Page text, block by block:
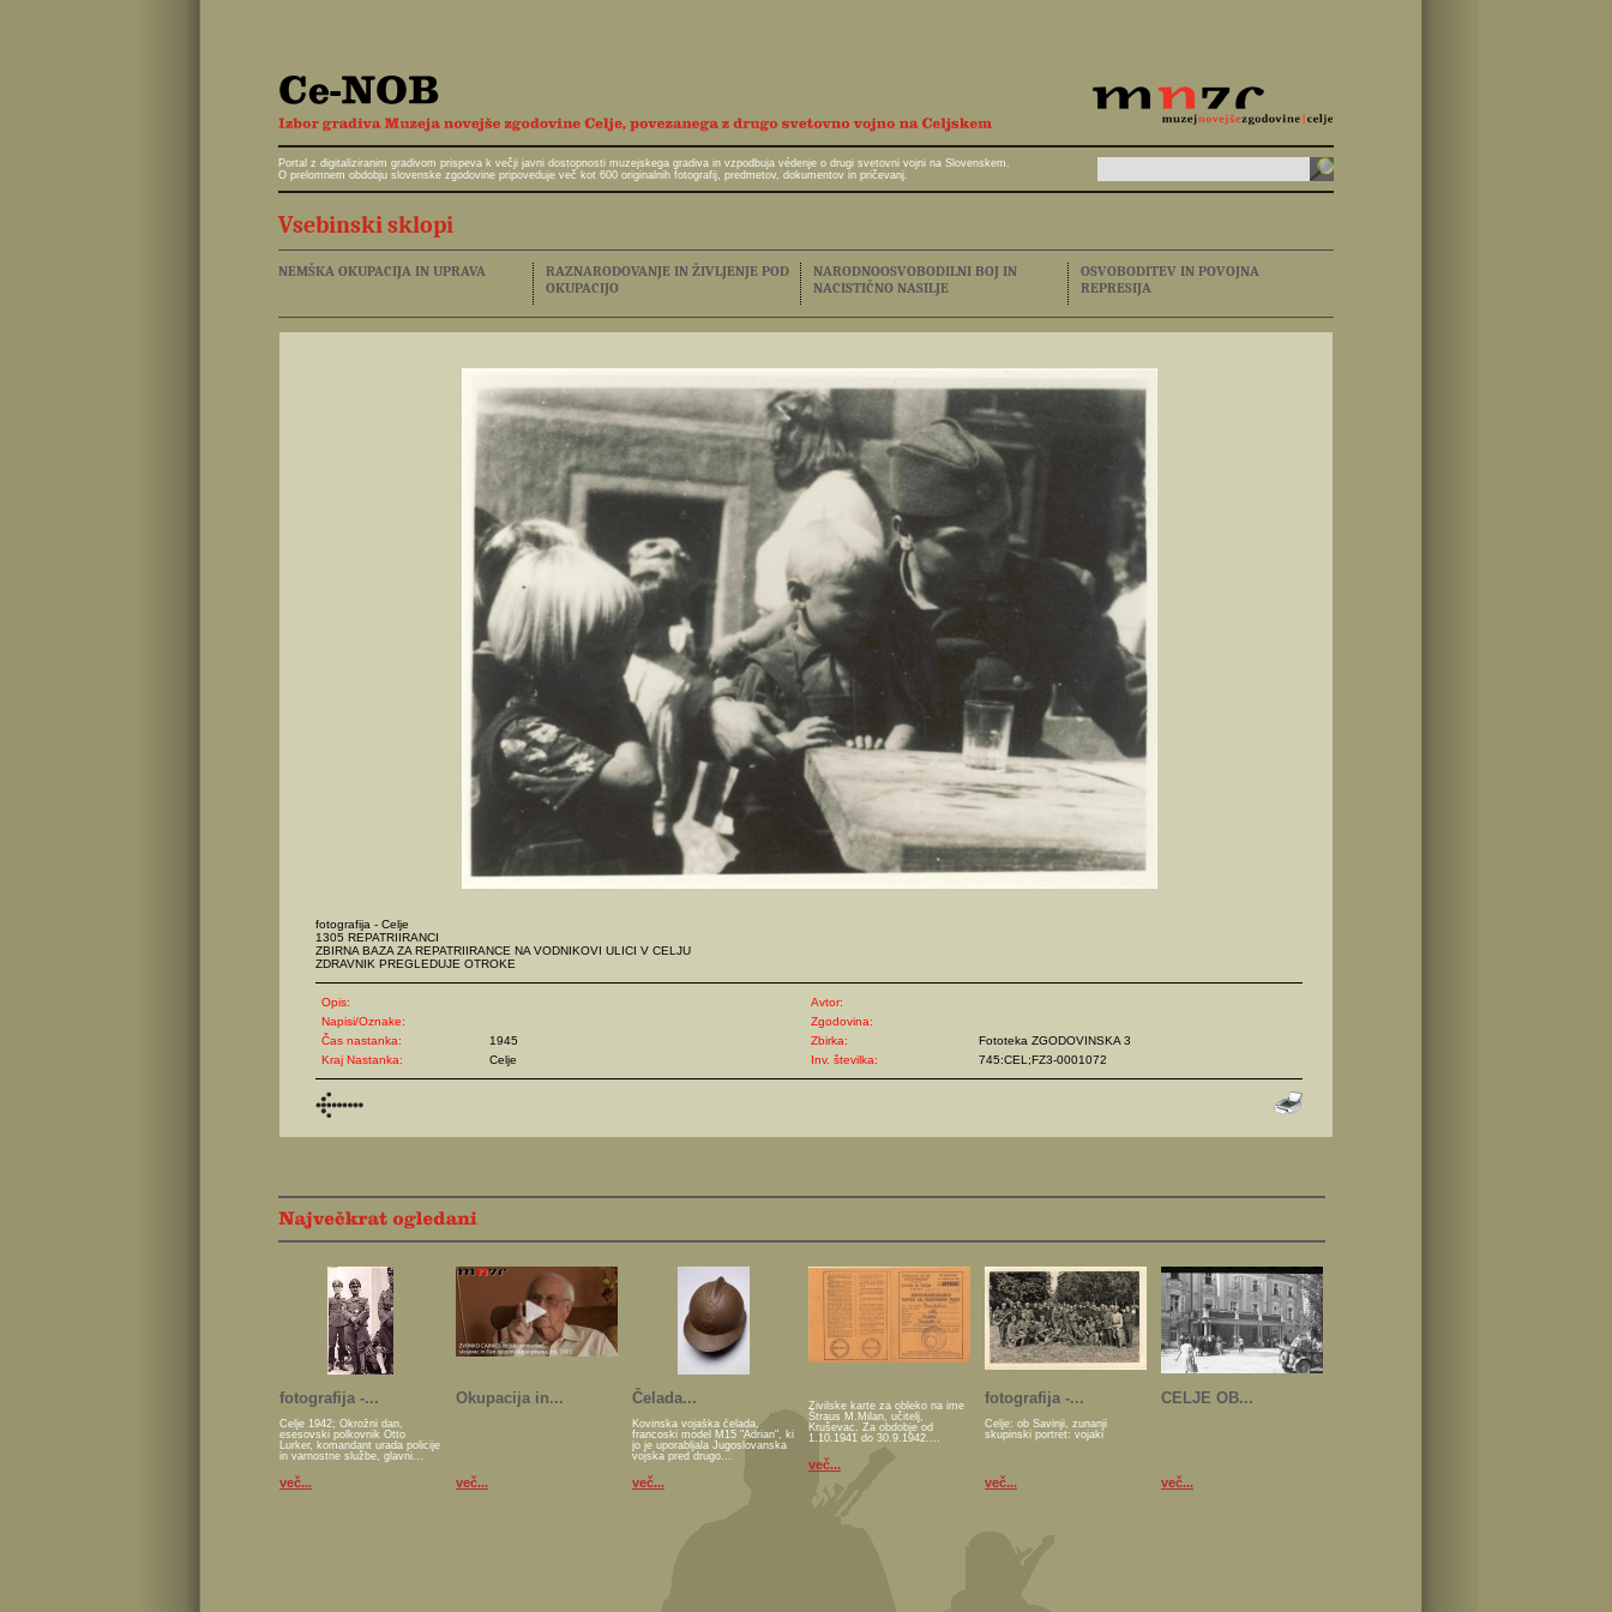
Portal z digitaliziranim gradivom prispeva k večji javni dostopnosti muzejskega gradiva in vzpodbuja védenje o drugi svetovni vojni na Slovenskem.
O prelomnem obdobju slovenske zgodovine pripoveduje več kot 600 originalnih fotografij, predmetov, dokumentov in pričevanj.
Vsebinski sklopi
NEMŠKA OKUPACIJA IN UPRAVA
RAZNARODOVANJE IN ŽIVLJENJE POD
OKUPACIJO
NARODNOOSVOBODILNI BOJ IN
NACISTIČNO NASILJE
OSVOBODITEV IN POVOJNA
REPRESIJA
fotografija - Celje
1305 REPATRIIRANCI
ZBIRNA BAZA ZA REPATRIIRANCE NA VODNIKOVI ULICI V CELJU
ZDRAVNIK PREGLEDUJE OTROKE
Opis:
Avtor:
Napisi/Oznake:
Zgodovina:
Čas nastanka:
1945 Zbirka:
Fototeka ZGODOVINSKA 3
Kraj Nastanka:
Celje Inv. številka: 745:CEL;FZ3-0001072
fotografija -...
Celje 1942; Okrožni dan,
esesovski polkovnik Otto
Lurker, komandant urada policije
in varnostne službe, glavni...
več...
Okupacija in...
več...
Čelada...
Kovinska vojaška čelada,
francoski model M15 "Adrian", ki
jo je uporabljala Jugoslovanska
vojska pred drugo...
več...
Živilske karte za obleko na ime
Štraus M.Milan, učitelj,
Kruševac. Za obdobje od
1.10.1941 do 30.9.1942....
več...
fotografija -...
Celje: ob Savinji, zunanji
skupinski portret: vojaki
več...
CELJE OB...
več...